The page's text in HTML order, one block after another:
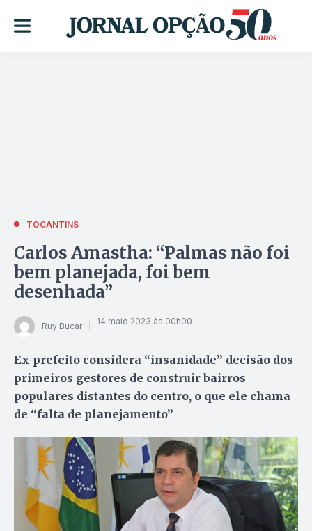
TOCANTINS
Carlos Amastha: “Palmas não foi
bem planejada, foi bem
desenhada”
Ruy Bucar 14 maio 2023 às 00h00
Ex-prefeito considera “insanidade” decisão dos
primeiros gestores de construir bairros
populares distantes do centro, o que ele chama
de “falta de planejamento”